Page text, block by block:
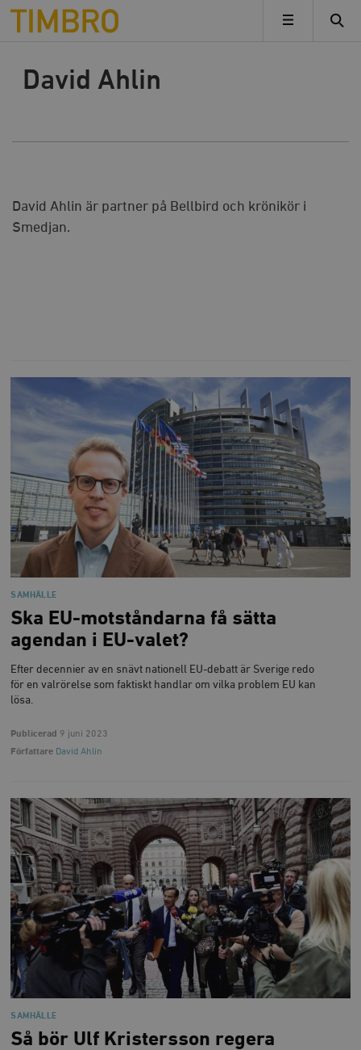
Timbro
MENY
David Ahlin
David Ahlin är partner på Bellbird och krönikör i
Smedjan.
SAMHÄLLE
Ska EU-motståndarna få sätta
agendan i EU-valet?
Efter decennier av en snävt nationell EU-debatt är Sverige redo
för en valrörelse som faktiskt handlar om vilka problem EU kan
lösa.
Publicerad 9 juni 2023
Författare David Ahlin
SAMHÄLLE
Så bör Ulf Kristersson regera